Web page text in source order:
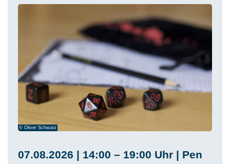
© Oliver Schwarz
07.08.2026 | 14:00 – 19:00 Uhr | Pen